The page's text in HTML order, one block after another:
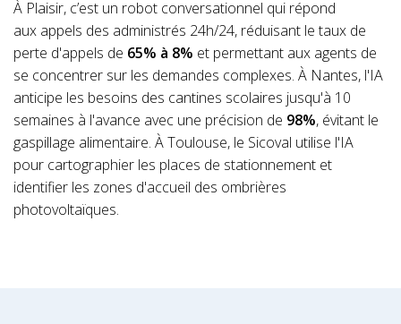
À Plaisir, c’est un robot conversationnel qui répond
aux appels des administrés 24h/24, réduisant le taux de
perte d'appels de 65% à 8% et permettant aux agents de
se concentrer sur les demandes complexes. À Nantes, l'IA
anticipe les besoins des cantines scolaires jusqu'à 10
semaines à l'avance avec une précision de 98%, évitant le
gaspillage alimentaire. À Toulouse, le Sicoval utilise l'IA
pour cartographier les places de stationnement et
identifier les zones d'accueil des ombrières
photovoltaïques.